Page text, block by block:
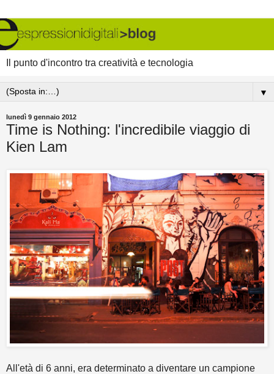
Il punto d'incontro tra creatività e tecnologia
▼
lunedì 9 gennaio 2012
Time is Nothing: l'incredibile viaggio di
Kien Lam
A ll'età di 6 anni, era determinato a diventare un campione